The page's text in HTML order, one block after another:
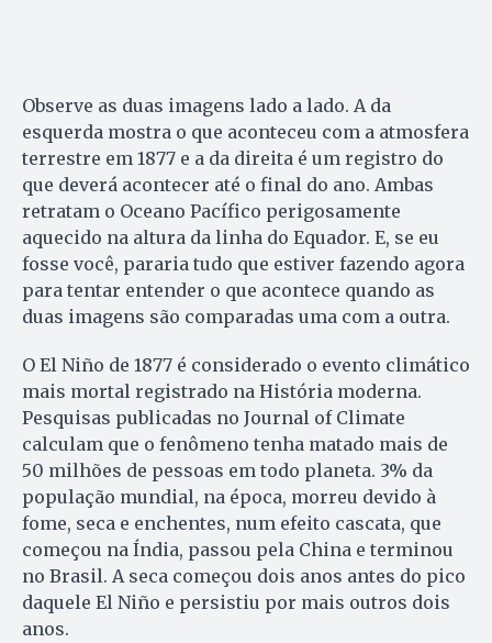
Observe as duas imagens lado a lado. A da
esquerda mostra o que aconteceu com a atmosfera
terrestre em 1877 e a da direita é um registro do
que deverá acontecer até o final do ano. Ambas
retratam o Oceano Pacífico perigosamente
aquecido na altura da linha do Equador. E, se eu
fosse você, pararia tudo que estiver fazendo agora
para tentar entender o que acontece quando as
duas imagens são comparadas uma com a outra.
O El Niño de 1877 é considerado o evento climático
mais mortal registrado na História moderna.
Pesquisas publicadas no Journal of Climate
calculam que o fenômeno tenha matado mais de
50 milhões de pessoas em todo planeta. 3% da
população mundial, na época, morreu devido à
fome, seca e enchentes, num efeito cascata, que
começou na Índia, passou pela China e terminou
no Brasil. A seca começou dois anos antes do pico
daquele El Niño e persistiu por mais outros dois
anos.